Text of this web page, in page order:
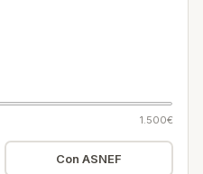
1.500€
Con ASNEF